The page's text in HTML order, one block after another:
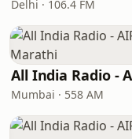
Delhi · 106.4 FM
Mumbai · 558 AM